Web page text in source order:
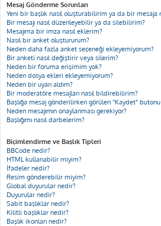
Mesaj Gönderme Sorunları
Yeni bir başlık nasıl oluşturabilirim ya da bir mesaja
Bir mesajı nasıl düzenleyebilir ya da silebilirim?
Mesajıma bir imza nasıl eklerim?
Nasıl bir anket oluştururum?
Neden daha fazla anket seçeneği ekleyemiyorum?
Bir anketi nasıl değiştirir veya silerim?
Neden bir foruma erişimim yok?
Neden dosya ekleri ekleyemiyorum?
Neden bir uyarı aldım?
Bir moderatöre mesajları nasıl bildirebilirim?
Başlığa mesaj gönderilirken görülen “Kaydet”
Neden mesajımın onaylanması gerekiyor?
Başlığımı nasıl darbelerim?
Biçimlendirme ve Başlık Tipleri
BBCode nedir?
HTML kullanabilir miyim?
İfadeler nedir?
Resim gönderebilir miyim?
Global duyurular nedir?
Duyurular nedir?
Sabit başlıklar nedir?
Kilitli başlıklar nedir?
Başlık ikonları nedir?